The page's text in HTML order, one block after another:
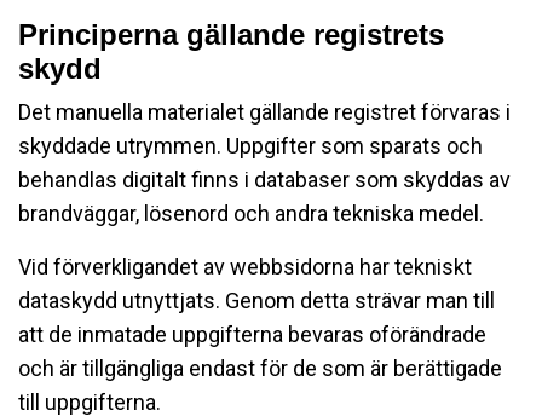
Principerna gällande registrets
skydd
Det manuella materialet gällande registret förvaras i
skyddade utrymmen. Uppgifter som sparats och
behandlas digitalt finns i databaser som skyddas av
brandväggar, lösenord och andra tekniska medel.
Vid förverkligandet av webbsidorna har tekniskt
dataskydd utnyttjats. Genom detta strävar man till
att de inmatade uppgifterna bevaras oförändrade
och är tillgängliga endast för de som är berättigade
till uppgifterna.